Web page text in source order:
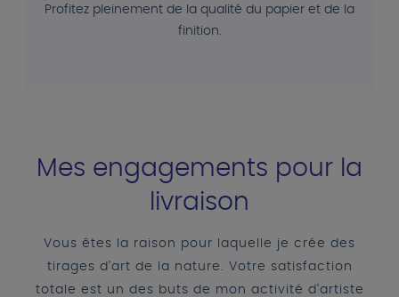
Profitez pleinement de la qualité du papier et de la
finition.
Mes engagements pour la
livraison
Vous êtes la raison pour laquelle je crée des
tirages d'art de la nature. Votre satisfaction
totale est un des buts de mon activité d'artiste